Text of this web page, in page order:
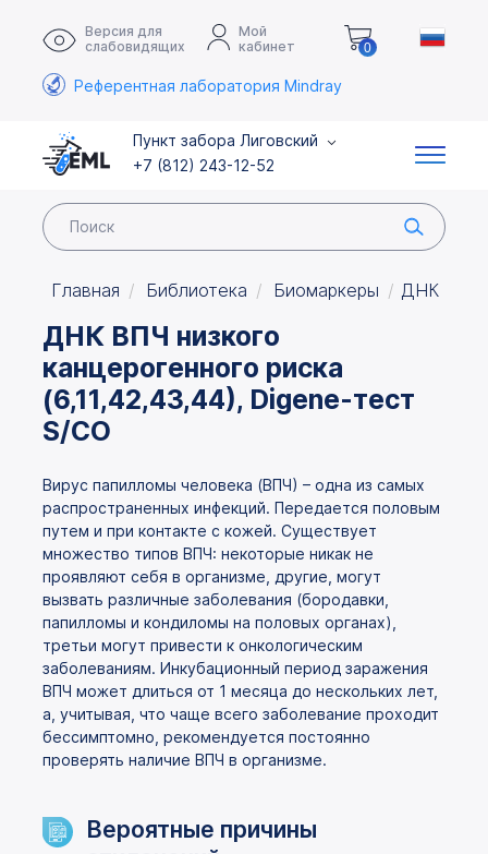
Версия для
слабовидящих
Мой
кабинет
0
Референтная лаборатория Mindray
Пункт забора Лиговский
+7 (812) 243-12-52
Главная Библиотека Биомаркеры ДНК ВПЧ
ДНК ВПЧ низкого
канцерогенного риска
(6,11,42,43,44), Digene-тест
S/CO
Вирус папилломы человека (ВПЧ) – одна из самых
распространенных инфекций. Передается половым
путем и при контакте с кожей. Существует
множество типов ВПЧ: некоторые никак не
проявляют себя в организме, другие, могут
вызвать различные заболевания (бородавки,
папилломы и кондиломы на половых органах),
третьи могут привести к онкологическим
заболеваниям. Инкубационный период заражения
ВПЧ может длиться от 1 месяца до нескольких лет,
а, учитывая, что чаще всего заболевание проходит
бессимптомно, рекомендуется постоянно
проверять наличие ВПЧ в организме.
Вероятные причины